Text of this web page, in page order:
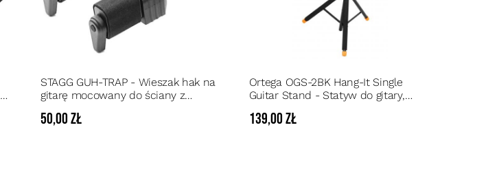
STAGG GUH-TRAP - Wieszak hak na
gitarę mocowany do ściany z
50,00 zł
Ortega OGS-2BK Hang-It Single
Guitar Stand - Statyw do gitary,
139,00 zł